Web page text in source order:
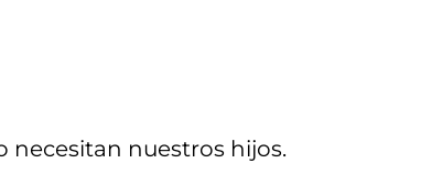
necesitan nuestros hijos.